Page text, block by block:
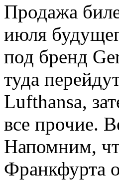
Продажа
июля
под бренд
туда
Lufthansa,
все прочие.
Напомним,
Франкфурта